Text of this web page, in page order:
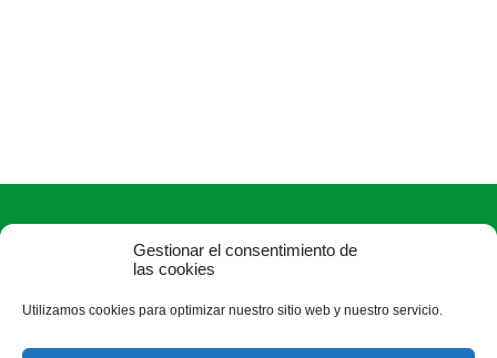
Gestionar el consentimiento de
las cookies
Utilizamos cookies para optimizar nuestro sitio web y nuestro servicio.
ASAJA Soria - Jóvenes Agricultores
C/ J, 0 s/n (Pol. Ind. Las Casas-Vivero de Empresas) - 42005